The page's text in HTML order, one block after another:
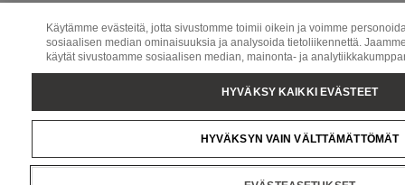
Käytämme evästeitä, jotta sivustomme toimii oikein ja voimme
sosiaalisen median ominaisuuksia ja analysoida tietoliikennettä.
käytät sivustoamme sosiaalisen median, mainonta- ja
HYVÄKSYN VAIN VÄLTTÄMÄTTÖMÄT
HYVÄKSY KAIKKI EVÄSTEET